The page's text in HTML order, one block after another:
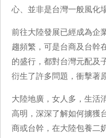
心、並非是台灣一般風化
前往大陸發展已經成為企
趨頻繁，可是台商及台幹
的盛行，都對台灣元配及
衍生了許多問題，衝擊著
大陸地廣，女人多，生活
高明，深深了解如何擄獲
商或台幹，在大陸包養二